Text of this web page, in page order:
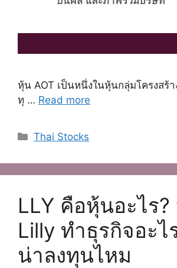
หุ้น AOT เป็นหนึ่งในหุ้นกลุ่มโครงสร้
ทุ … Read more
Categories
Thai Stocks
LLY คือหุ้นอะไร?
Lilly ทำธุรกิจอะไ
น่าลงทุนไหม